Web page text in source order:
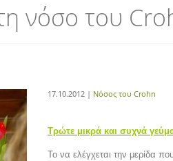
νόσο του
17.10.2012 | Νόσος του Crohn
Τρώτε μικρά και συχνά
Το να ελέγχεται την μερίδα